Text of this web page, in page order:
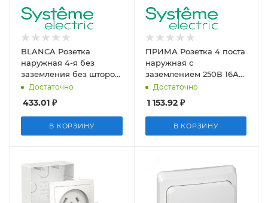
BLANCA Розетка
наружная 4-я без
заземления без шторок
с изолирующей
пластиной, 16А, 250В,
белый
Достаточно
433.01 ₽
В КОРЗИНУ
ПРИМА Розетка 4 поста
наружная с
заземлением 250В 16А
со шторками белая
монтажная пластина
Systeme E
Достаточно
1 153.92₽
В КОРЗИНУ